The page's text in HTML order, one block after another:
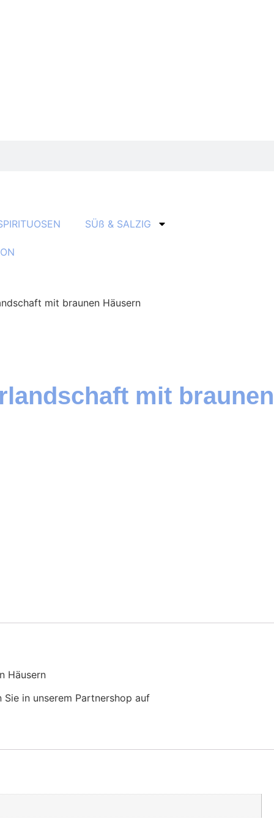
SÜß & SALZIG
mit braunen Häusern
mit braunen
Häusern
in unserem Partnershop auf